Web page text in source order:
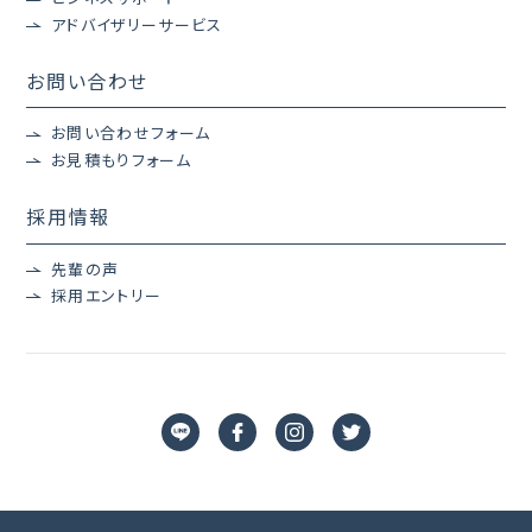
アドバイザリーサービス
お問い合わせ
お問い合わせフォーム
お見積もりフォーム
採用情報
先輩の声
採用エントリー